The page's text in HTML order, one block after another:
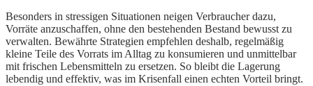
Besonders in stressigen Situationen neigen Verbraucher dazu,
Vorräte anzuschaffen, ohne den bestehenden Bestand bewusst zu
verwalten. Bewährte Strategien empfehlen deshalb, regelmäßig
kleine Teile des Vorrats im Alltag zu konsumieren und unmittelbar
mit frischen Lebensmitteln zu ersetzen. So bleibt die Lagerung
lebendig und effektiv, was im Krisenfall einen echten Vorteil bringt.